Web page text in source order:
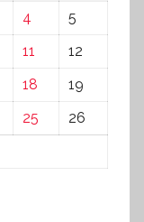
4
5
11
12
18
19
25
26